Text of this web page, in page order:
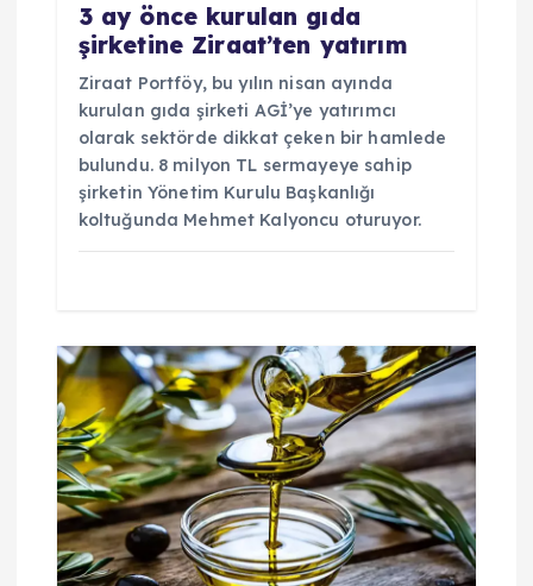
3 ay önce kurulan gıda
şirketine Ziraat’ten yatırım
Ziraat Portföy, bu yılın nisan ayında
kurulan gıda şirketi AGİ’ye yatırımcı
olarak sektörde dikkat çeken bir hamlede
bulundu. 8 milyon TL sermayeye sahip
şirketin Yönetim Kurulu Başkanlığı
koltuğunda Mehmet Kalyoncu oturuyor.